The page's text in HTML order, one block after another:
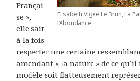
Elisabeth Vigée Le Brun, La
l’Abondance
Françai
se »,
elle sait
à la fois
respecter une certaine
amendant « la nature » de ce
modèle soit flatteusement